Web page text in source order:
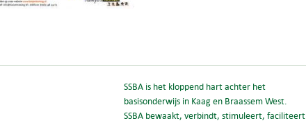
SSBA is het kloppend hart achter het
basisonderwijs in Kaag en Braassem West.
SSBA bewaakt, verbindt, stimuleert, faciliteert